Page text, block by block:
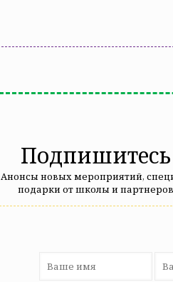
Анонсы новых мероприятий,
подарки от школы и